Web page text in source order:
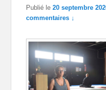
Publié le20 septembre
commentaires ↓